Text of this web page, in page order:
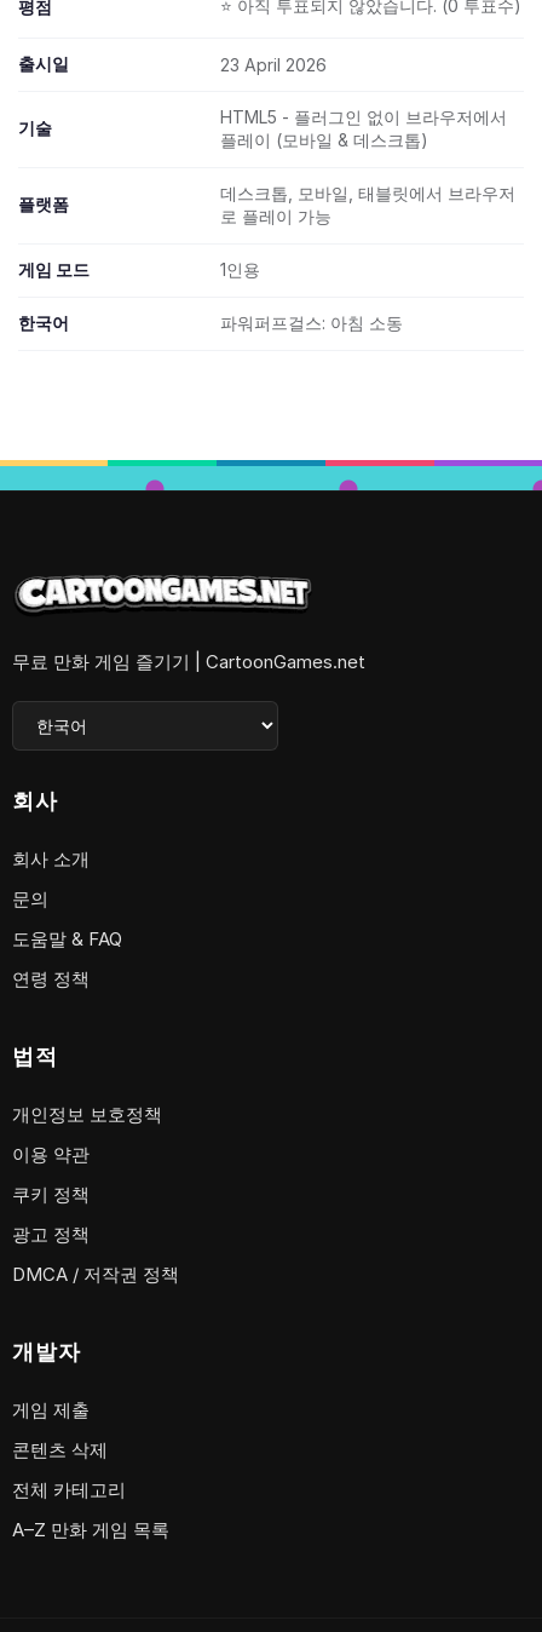
평점 ⭐ 아직 투표되지 않았습니다. (0 투표수)
출시일 23 April 2026
기술
HTML5 - 플러그인 없이 브라우저에서
플레이 (모바일 & 데스크톱)
플랫폼
데스크톱, 모바일, 태블릿에서 브라우저
로 플레이 가능
게임 모드 1인용
한국어 파워퍼프걸스: 아침 소동
무료 만화 게임 즐기기 | CartoonGames.net
회사
회사 소개
문의
도움말 & FAQ
연령 정책
법적
개인정보 보호정책
이용 약관
쿠키 정책
광고 정책
DMCA / 저작권 정책
개발자
게임 제출
콘텐츠 삭제
전체 카테고리
A–Z 만화 게임 목록